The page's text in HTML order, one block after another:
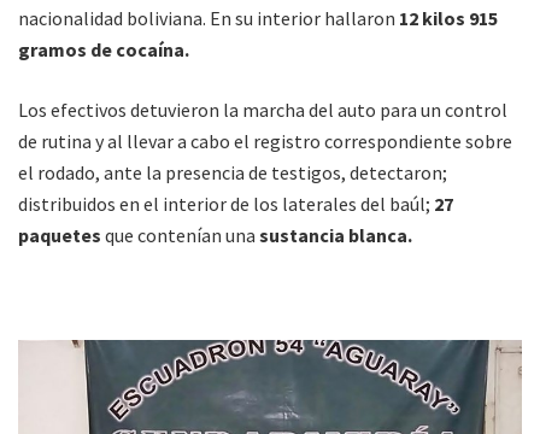
nacionalidad boliviana. En su interior hallaron 12 kilos 915
gramos de cocaína.
Los efectivos detuvieron la marcha del auto para un control
de rutina y al llevar a cabo el registro correspondiente sobre
el rodado, ante la presencia de testigos, detectaron;
distribuidos en el interior de los laterales del baúl; 27
paquetes que contenían una sustancia blanca.